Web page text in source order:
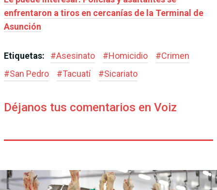
enfrentaron a tiros en cercanías de la Terminal de
Asunción
Etiquetas: #Asesinato #Homicidio #Crimen
#San Pedro #Tacuatí #Sicariato
Déjanos tus comentarios en Voiz